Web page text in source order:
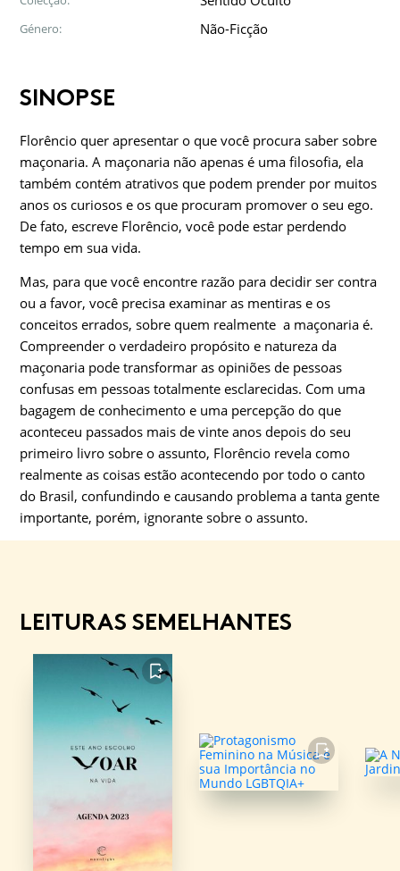
Género: Não-Ficção
SINOPSE
Florêncio quer apresentar o que você procura saber sobre
maçonaria. A maçonaria não apenas é uma filosofia, ela
também contém atrativos que podem prender por muitos
anos os curiosos e os que procuram promover o seu ego.
De fato, escreve Florêncio, você pode estar perdendo
tempo em sua vida.
Mas, para que você encontre razão para decidir ser contra
ou a favor, você precisa examinar as mentiras e os
conceitos errados, sobre quem realmente a maçonaria é.
Compreender o verdadeiro propósito e natureza da
maçonaria pode transformar as opiniões de pessoas
confusas em pessoas totalmente esclarecidas. Com uma
bagagem de conhecimento e uma percepção do que
aconteceu passados mais de vinte anos depois do seu
primeiro livro sobre o assunto, Florêncio revela como
realmente as coisas estão acontecendo por todo o canto
do Brasil, confundindo e causando problema a tanta gente
importante, porém, ignorante sobre o assunto.
LEITURAS SEMELHANTES
FAVORITO
FAVORITO